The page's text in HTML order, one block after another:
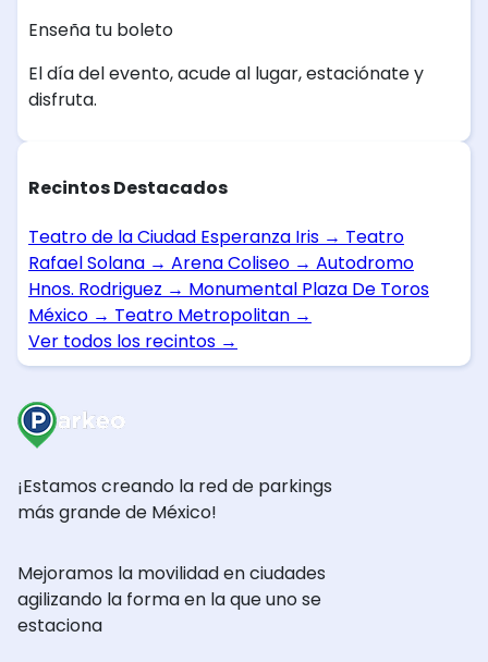
Enseña tu boleto
El día del evento, acude al lugar, estaciónate y
disfruta.
Recintos Destacados
Teatro de la Ciudad Esperanza Iris → Teatro
Rafael Solana → Arena Coliseo → Autodromo
Hnos. Rodriguez → Monumental Plaza De Toros
México → Teatro Metropolitan →
Ver todos los recintos →
¡Estamos creando la red de parkings
más grande de México!
Mejoramos la movilidad en ciudades
agilizando la forma en la que uno se
estaciona